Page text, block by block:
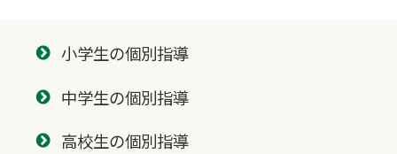
小学生の個別指導
中学生の個別指導
高校生の個別指導